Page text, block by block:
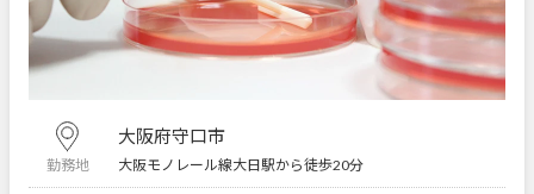
勤務地
大阪府守口市
大阪モノレール線大日駅から徒歩20分